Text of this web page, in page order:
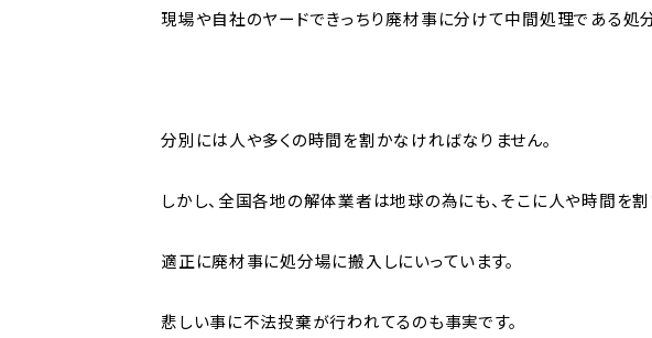
現場や自社のヤードできっちり廃材事に分けて中間処理である処
分別には人や多くの時間を割かなければなりません。
しかし、全国各地の解体業者は地球の為にも、そこに人や時間を
適正に廃材事に処分場に搬入しにいっています。
悲しい事に不法投棄が行われてるのも事実です。